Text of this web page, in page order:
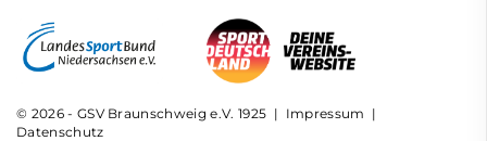
© 2026 - GSV Braunschweig e.V. 1925 | Impressum
Datenschutz